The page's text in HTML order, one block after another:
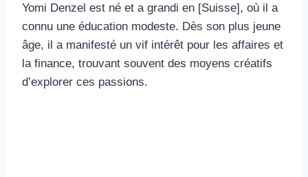
Yomi Denzel est né et a grandi en [Suisse], où il a
connu une éducation modeste. Dès son plus jeune
âge, il a manifesté un vif intérêt pour les affaires et
la finance, trouvant souvent des moyens créatifs
d’explorer ces passions.